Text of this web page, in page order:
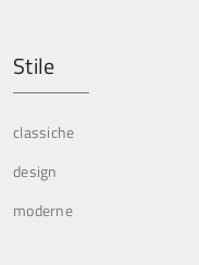
Stile
classiche
design
moderne